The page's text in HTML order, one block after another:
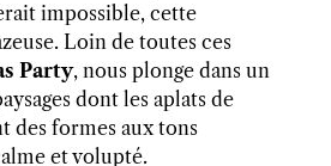
impossible, cette
Loin de toutes ces
Party, nous plonge dans un
dont les aplats de
des formes aux tons
et volupté.